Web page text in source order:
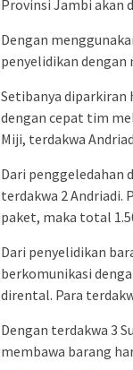
Provinsi Jambi akan
Dengan
penyelidikan
Setibanya
dengan cepat tim
Miji, terdakwa
Dari penggeledahan
terdakwa 2 Andriadi.
paket, maka total
Dari penyelidikan
berkomunikasi
dirental. Para
Dengan terdakwa 3
membawa barang